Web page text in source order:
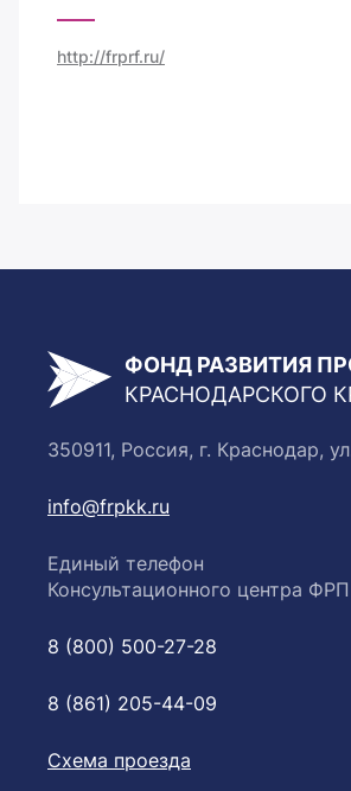
http://frprf.ru/
ФОНД РАЗВИТИЯ
КРАСНОДАРСКОГО
350911, Россия, г. Краснодар,
info@frpkk.ru
Единый телефон
Консультационного центра
8 (800) 500-27-28
8 (861) 205-44-09
Схема проезда